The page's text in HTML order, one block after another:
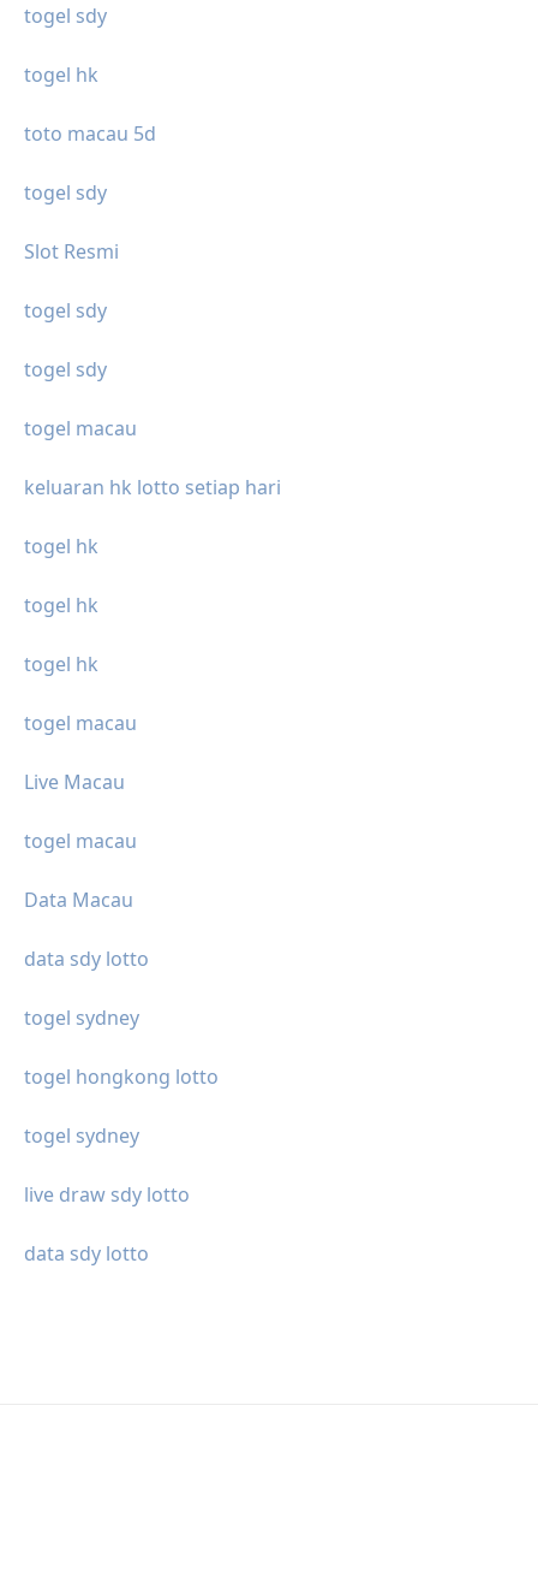
togel sdy
togel hk
toto macau 5d
togel sdy
Slot Resmi
togel sdy
togel sdy
togel macau
keluaran hk lotto setiap hari
togel hk
togel hk
togel hk
togel macau
Live Macau
togel macau
Data Macau
data sdy lotto
togel sydney
togel hongkong lotto
togel sydney
live draw sdy lotto
data sdy lotto